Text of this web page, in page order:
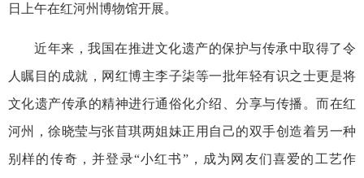
日上午在红河州博物馆开展。
近年来，我国在推进文化遗产的保护与传承中取得了令
人瞩目的成就，网红博主李子柒等一批年轻有识之士更是将
文化遗产传承的精神进行通俗化介绍、分享与传播。而在红
河州，徐晓莹与张苜琪两姐妹正用自己的双手创造着另一种
别样的传奇，并登录“小红书”，成为网友们喜爱的工艺作